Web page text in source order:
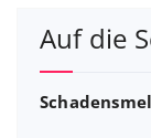
Auf die